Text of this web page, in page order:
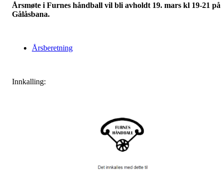
Årsmøte i Furnes håndball vil bli avholdt 19. mars kl 19-21 på
Gålåsbana.
Årsberetning
Innkalling: